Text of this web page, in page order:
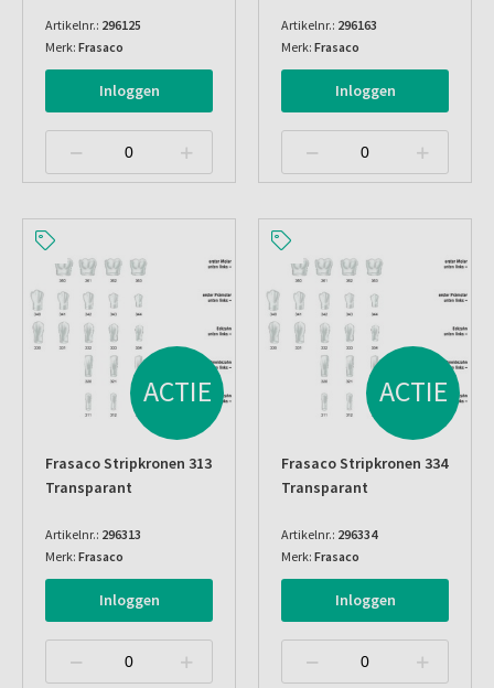
Artikelnr.: 296125
Merk: Frasaco
Inloggen
Artikelnr.: 296163
Merk: Frasaco
Inloggen
ACTIE
Frasaco Stripkronen 313
Transparant
Artikelnr.: 296313
Merk: Frasaco
Inloggen
ACTIE
Frasaco Stripkronen 334
Transparant
Artikelnr.: 296334
Merk: Frasaco
Inloggen